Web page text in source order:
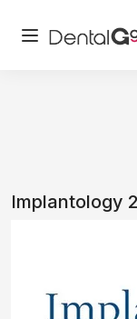
Implantology